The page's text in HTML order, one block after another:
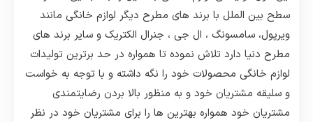
سطح بین الملل با برند های مطرح دیگر لوازم خانگی مانند
ویرپول، سامسونگ ، ال جی ، جنرال الکتریک و سایر برند های
مطرح دنیا دارد تلاش نموده تا همواره در حد برترین تولیدات
لوازم خانگی محصولات خود را نگه داشته و با توجه به خواست
و سلیقه مشتریان خود و به منظور بالا بردن رضایتمندی
مشتریان خود همواره بهترین ها را برای مشتریان خود در نظر